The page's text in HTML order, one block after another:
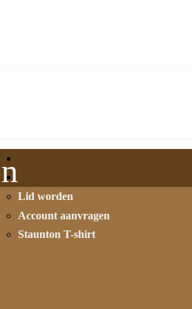
Lid worden
Account aanvragen
Staunton T-shirt